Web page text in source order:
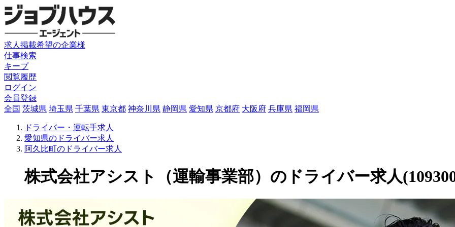
求人掲載希望の企業様
仕事検索
キープ
閲覧履歴
ログイン
会員登録
全国 茨城県 埼玉県 千葉県 東京都 神奈川県 静岡県 愛知県 京都府 大阪府 兵庫県 福岡県
ドライバー・運転手求人
愛知県のドライバー求人
阿久比町のドライバー求人
株式会社アシスト（運輸事業部）のドライバー求人